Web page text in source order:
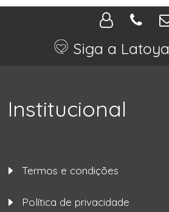
Siga a Latoya
Institucional
Termos e condições
Política de privacidade